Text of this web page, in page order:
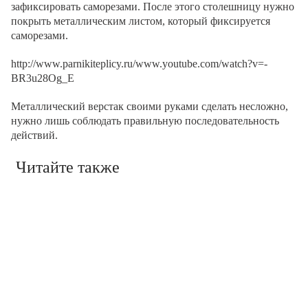
зафиксировать саморезами. После этого столешницу нужно
покрыть металлическим листом, который фиксируется
саморезами.
http://www.parnikiteplicy.ru/www.youtube.com/watch?v=-
BR3u28Og_E
Металлический верстак своими руками сделать несложно,
нужно лишь соблюдать правильную последовательность
действий.
Читайте также